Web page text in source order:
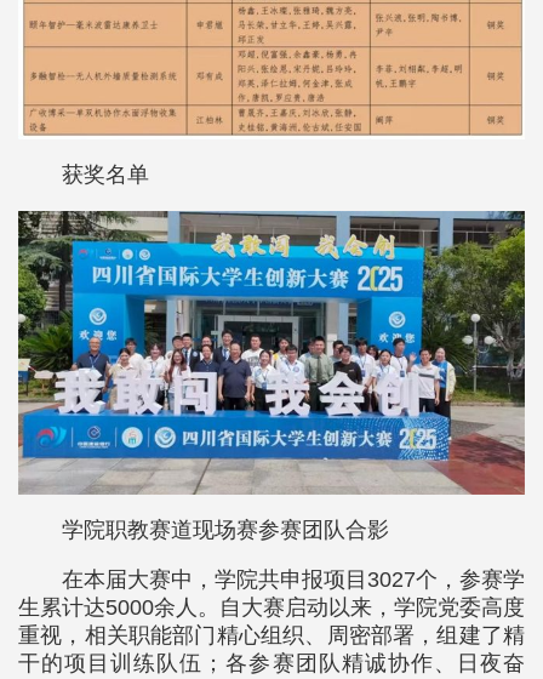
获奖名单
学院职教赛道现场赛参赛团队合影
在本届大赛中，学院共申报项目3027个，参赛学
生累计达5000余人。自大赛启动以来，学院党委高度
重视，相关职能部门精心组织、周密部署，组建了精
干的项目训练队伍；各参赛团队精诚协作、日夜奋